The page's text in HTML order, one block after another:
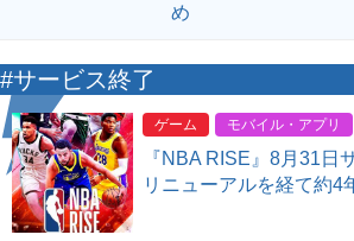
め
#サービス終了
ゲーム モバイル・アプリ
『NBA RISE』8月31日
リニューアルを経て約4